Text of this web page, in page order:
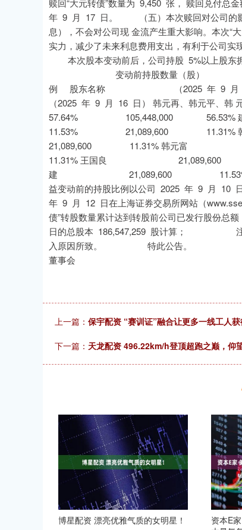
赎回“大元转债”数量为 9,450 张， 赎回兑付总
年 9 月 17 日。 （五）本次赎回对公司的
息），不会对公司现 金流产生重大影响。本次“
实力，减少了未来利息费用支出，有利于公司
本次股本变动前后，公司持股 5%以上股东
变动前持股数量（股） 变动前
例 股东名称 （2025 年 9 月 10 日）
（2025 年 9 月 16 日） 韩元再、韩
57.64% 105,448,000
11.53% 21,089,600
21,089,600 11.31% 韩
11.31% 王国良
建 21,089,600 11.53%
益变动前的持股比例以公司 2025 年 9 月
年 9 月 12 日在上海证券交易所网站（
债”转股数量累计达到转股前公司已发行
日的总股本 186,547,259 股计算； 注 3：
入原因所致。 特此公
董事会
上一篇： 保宇配资 “赛训证”融合让更多一线工人
下一篇： 天龙配资 496.22km/h登顶超跑之巅，仰
博星配资 漂亮优雅气质的女明星！
资本E